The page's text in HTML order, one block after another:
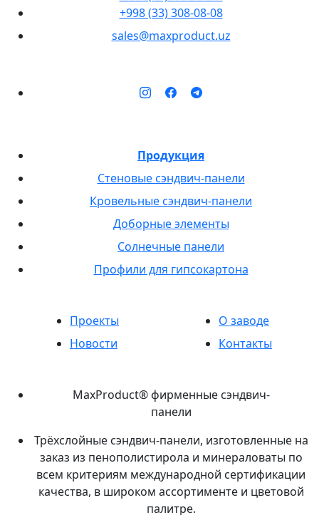
+998 (33) 308-08-08
sales@maxproduct.uz
Продукция
Стеновые сэндвич-панели
Кровельные сэндвич-панели
Доборные элементы
Солнечные панели
Профили для гипсокартона
Проекты
Новости
О заводе
Контакты
MaxProduct® фирменные сэндвич-
панели
Трёхслойные сэндвич-панели, изготовленные на
заказ из пенополистирола и минераловаты по
всем критериям международной сертификации
качества, в широком ассортименте и цветовой
палитре.